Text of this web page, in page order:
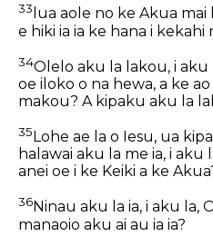
33 lua aole no ke Akua mai
e hiki ia ia ke hana i kekahi
34Olelo aku la lakou, i aku
oe iloko o na hewa, a ke
makou? A kipaku aku la
35 Lohe ae la o Iesu, ua
halawai aku la me ia, i aku
anei oe i ke Keiki a ke
36Ninau aku la ia, i aku la,
manaoio aku ai au ia ia?